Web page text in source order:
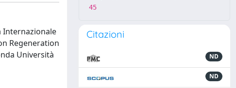
Internazionale
Regeneration
Università
45
Citazioni
ND
ND